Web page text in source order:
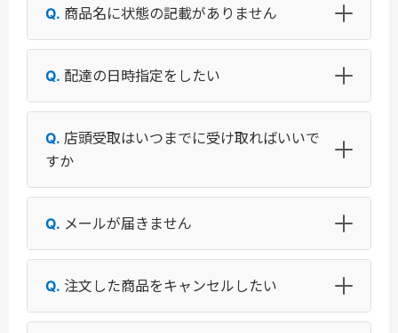
商品名に状態の記載がありません
配達の日時指定をしたい
店頭受取はいつまでに受け取ればいいで
すか
メールが届きません
注文した商品をキャンセルしたい